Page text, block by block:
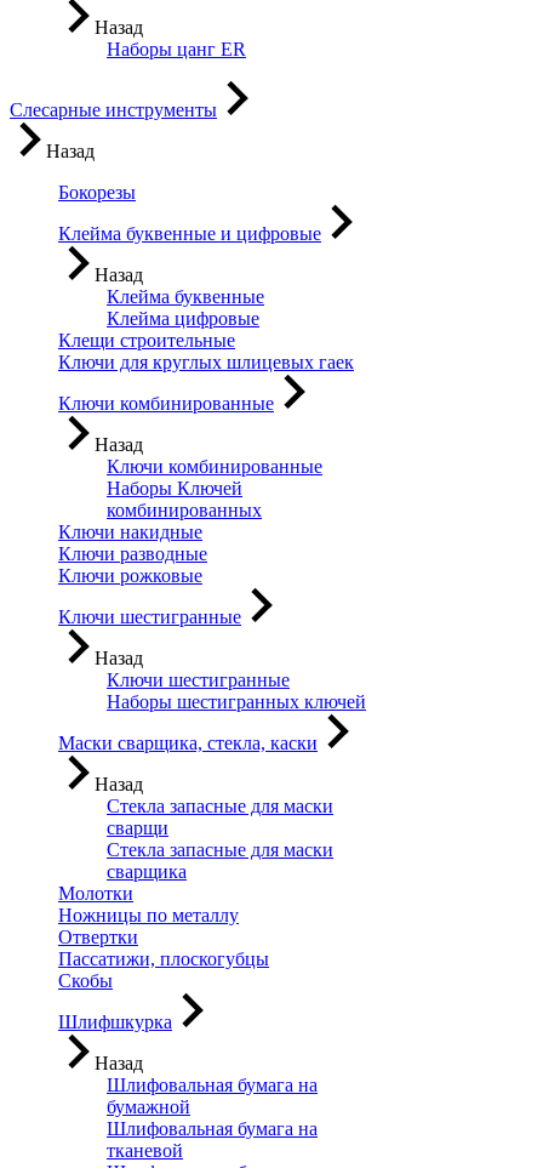
Назад
Наборы цанг ER
Слесарные инструменты
Назад
Бокорезы
Клейма буквенные и цифровые
Назад
Клейма буквенные
Клейма цифровые
Клещи строительные
Ключи для круглых шлицевых гаек
Ключи комбинированные
Назад
Ключи комбинированные
Наборы Ключей
комбинированных
Ключи накидные
Ключи разводные
Ключи рожковые
Ключи шестигранные
Назад
Ключи шестигранные
Наборы шестигранных ключей
Маски сварщика, стекла, каски
Назад
Стекла запасные для маски
сварщи
Стекла запасные для маски
сварщика
Молотки
Ножницы по металлу
Отвертки
Пассатижи, плоскогубцы
Скобы
Шлифшкурка
Назад
Шлифовальная бумага на
бумажной
Шлифовальная бумага на
тканевой